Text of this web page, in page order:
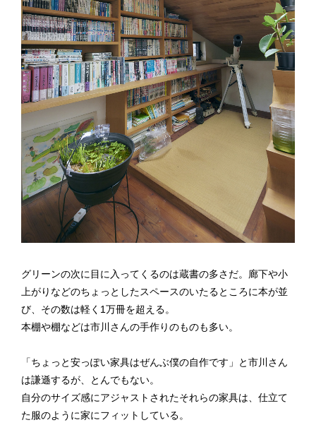
グリーンの次に目に入ってくるのは蔵書の多さだ。廊下や小
上がりなどのちょっとしたスペースのいたるところに本が並
び、その数は軽く1万冊を超える。
本棚や棚などは市川さんの手作りのものも多い。
「ちょっと安っぽい家具はぜんぶ僕の自作です」と市川さん
は謙遜するが、とんでもない。
自分のサイズ感にアジャストされたそれらの家具は、仕立て
た服のように家にフィットしている。